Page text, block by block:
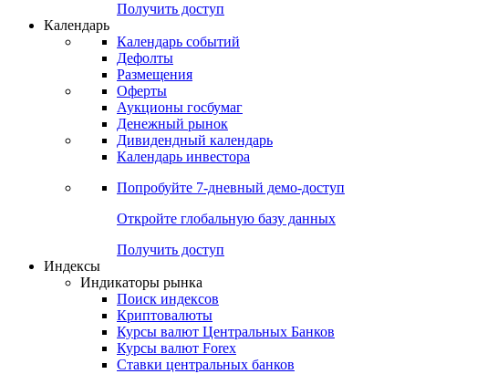
Получить доступ
Календарь
Календарь событий
Дефолты
Размещения
Оферты
Аукционы госбумаг
Денежный рынок
Дивидендный календарь
Календарь инвестора
Попробуйте 7-дневный демо-доступ
Откройте глобальную базу данных
Получить доступ
Индексы
Индикаторы рынка
Поиск индексов
Криптовалюты
Курсы валют Центральных Банков
Курсы валют Forex
Ставки центральных банков